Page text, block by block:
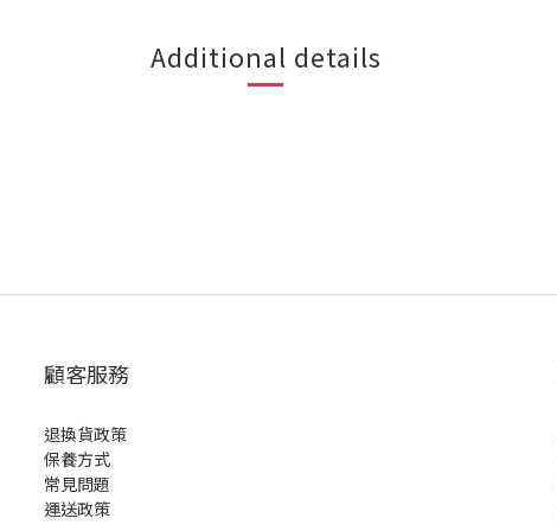
Additional details
顧客服務
退換貨政策
保養方式
常見問題
運送政策